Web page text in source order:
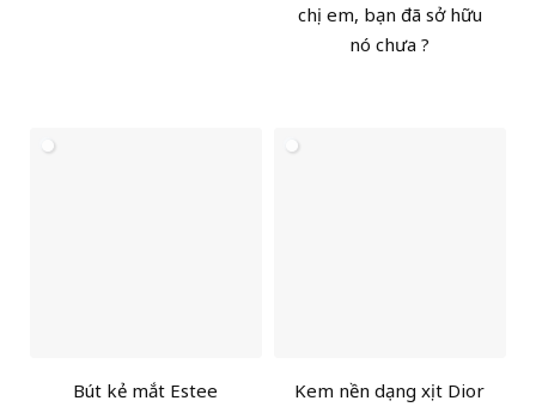
chị em, bạn đã sở hữu
nó chưa ?
Bút kẻ mắt Estee
Kem nền dạng xịt Dior